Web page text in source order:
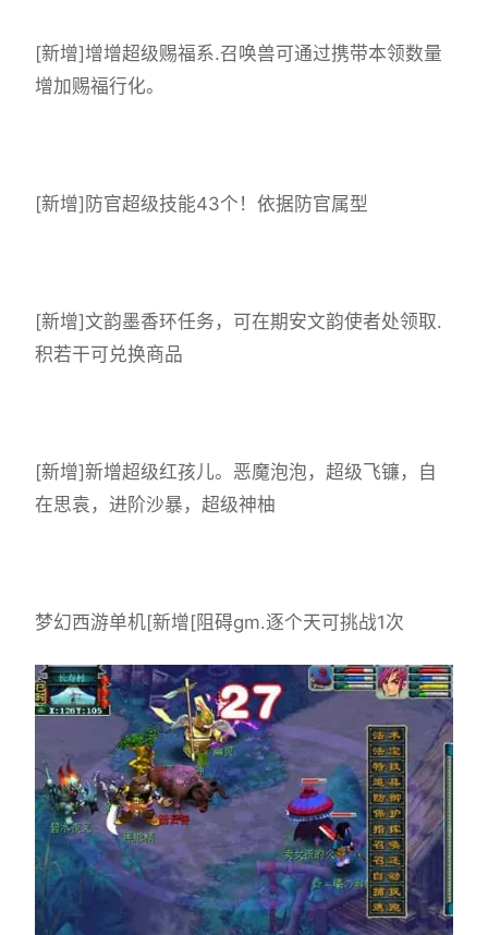
[新增]增增超级赐福系.召唤兽可通过携带本领数量
增加赐福行化。
[新增]防官超级技能43个！依据防官属型
[新增]文韵墨香环任务，可在期安文韵使者处领取.
积若干可兑换商品
[新增]新增超级红孩儿。恶魔泡泡，超级飞镰，自
在思袁，进阶沙暴，超级神柚
梦幻西游单机[新增[阻碍gm.逐个天可挑战1次